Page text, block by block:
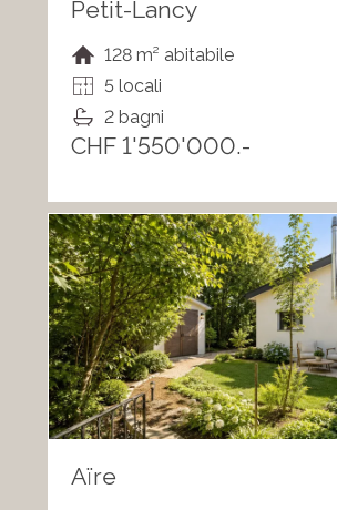
Petit-Lancy
128 m² abitabile
5 locali
2 bagni
CHF 1'550'000.-
Aïre